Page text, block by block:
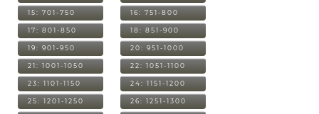
15: 701-750 16: 751-800
17: 801-850 18: 851-900
19: 901-950 20: 951-1000
21: 1001-1050 22: 1051-1100
23: 1101-1150 24: 1151-1200
25: 1201-1250 26: 1251-1300